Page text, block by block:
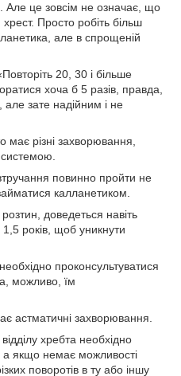
це зовсім не означає, що
Просто робіть більш
але в спрощеній
20, 30 і більше
хоча б 5 разів, правда,
зате надійним і не
має різні захворювання,
повинно пройти не
калланетиком.
доведеться навіть
років, щоб уникнути
проконсультуватися
можливо, їм
астматичні захворювання.
хребта необхідно
а якщо немає можливості
поворотів в ту або іншу